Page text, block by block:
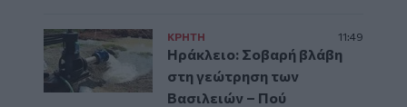
ΚΡΗΤΗ 11:49
Ηράκλειο: Σοβαρή βλάβη
στη γεώτρηση των
Βασιλειών – Πού